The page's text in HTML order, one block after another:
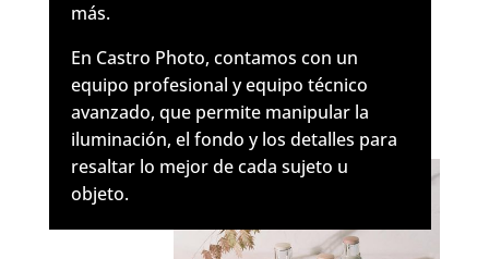
más.
En Castro Photo, contamos con un
equipo profesional y equipo técnico
avanzado, que permite manipular la
iluminación, el fondo y los detalles para
resaltar lo mejor de cada sujeto u
objeto.